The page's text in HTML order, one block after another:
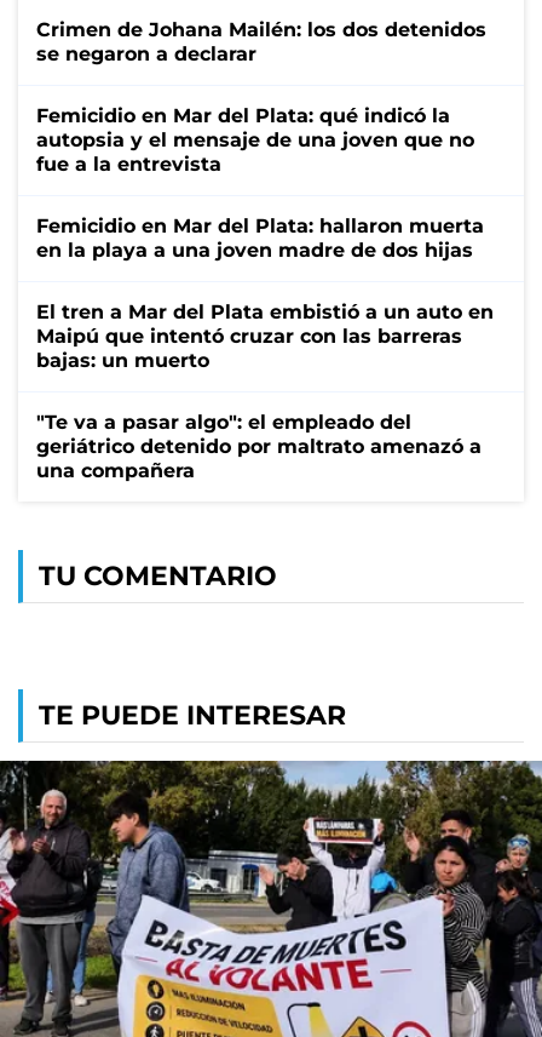
Crimen de Johana Mailén: los dos detenidos
se negaron a declarar
Femicidio en Mar del Plata: qué indicó la
autopsia y el mensaje de una joven que no
fue a la entrevista
Femicidio en Mar del Plata: hallaron muerta
en la playa a una joven madre de dos hijas
El tren a Mar del Plata embistió a un auto en
Maipú que intentó cruzar con las barreras
bajas: un muerto
"Te va a pasar algo": el empleado del
geriátrico detenido por maltrato amenazó a
una compañera
TU COMENTARIO
TE PUEDE INTERESAR